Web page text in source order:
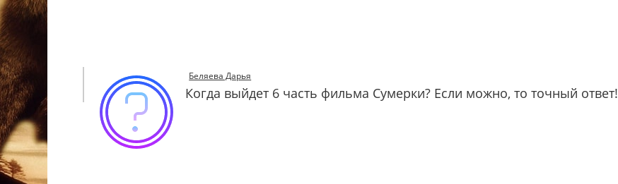
Беляева Дарья
Когда выйдет 6 часть фильма Сумерки? Если можно, то точный ответ!